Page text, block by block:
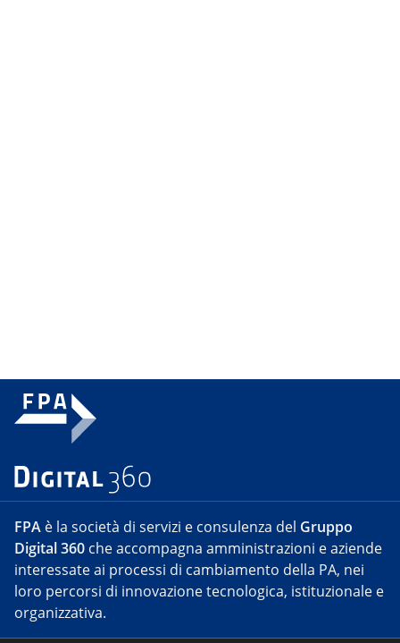
FPA è la società di servizi e consulenza del Gruppo
Digital 360 che accompagna amministrazioni e aziende
interessate ai processi di cambiamento della PA, nei
loro percorsi di innovazione tecnologica, istituzionale e
organizzativa.